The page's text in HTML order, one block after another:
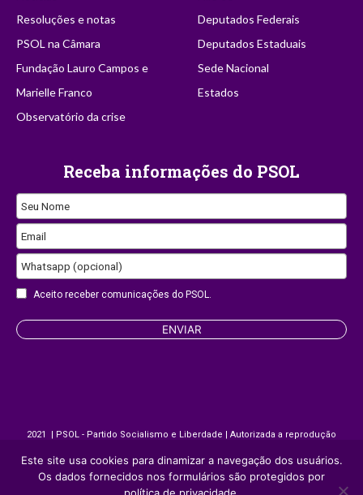
Resoluções e notas
PSOL na Câmara
Fundação Lauro Campos e
Marielle Franco
Observatório da crise
Deputados Federais
Deputados Estaduais
Sede Nacional
Estados
Receba informações do PSOL
Contact
Email
Seu Nome
Email
Whatsapp (opcional)
Aceito receber comunicações do PSOL.
ENVIAR
2021 | PSOL - Partido Socialismo e Liberdade | Autorizada a reprodução
desde que citada a fonte.
Site desenvolvido porAppmobi
Este site usa cookies para dinamizar a navegação dos usuários.
Os dados fornecidos nos formulários são protegidos por